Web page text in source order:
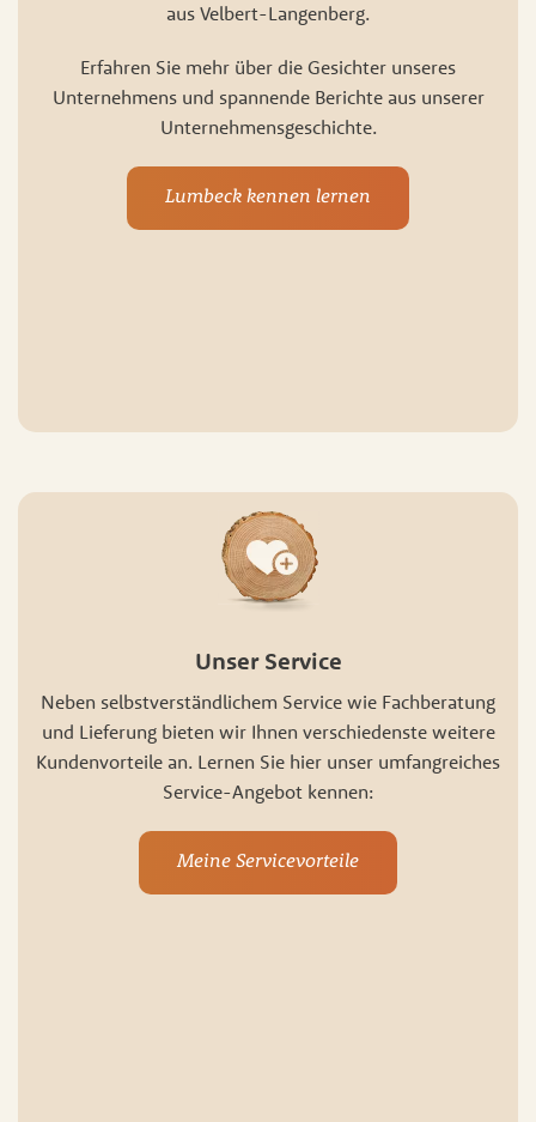
aus Velbert-Langenberg.
Erfahren Sie mehr über die Gesichter unseres
Unternehmens und spannende Berichte aus unserer
Unternehmensgeschichte.
Lumbeck kennen lernen
Unser Service
Neben selbstverständlichem Service wie Fachberatung
und Lieferung bieten wir Ihnen verschiedenste weitere
Kundenvorteile an. Lernen Sie hier unser umfangreiches
Service-Angebot kennen:
Meine Servicevorteile